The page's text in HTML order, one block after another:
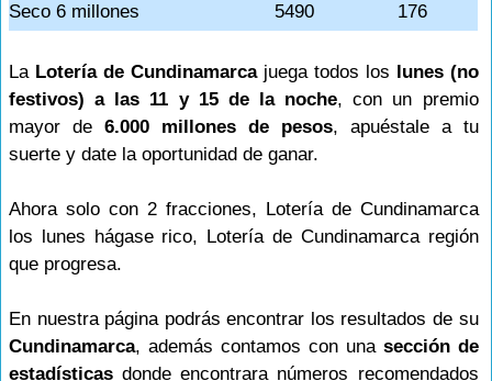
Seco 6 millones
5490 176
La Lotería de Cundinamarcajuega todos los lunes (no
festivos) a las 11 y 15 de la noche, con un premio
mayor de 6.000 millones de pesos, apuéstale a tu
suerte y date la oportunidad de ganar.
Ahora solo con 2 fracciones, Lotería de Cundinamarca
los lunes hágase rico, Lotería de Cundinamarca región
que progresa.
En nuestra página podrás encontrar los resultados de su
Cundinamarca, además contamos con una sección de
estadísticas donde encontrara números recomendados